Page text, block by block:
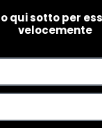
qui sotto per
velocemente